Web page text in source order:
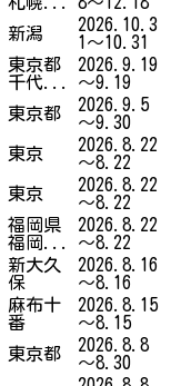
新潟
2026.10.3
1～10.31
東京都
千代...
2026.9.19
～9.19
東京都
2026.9.5
～9.30
東京
2026.8.22
～8.22
東京
2026.8.22
～8.22
福岡県
福岡...
2026.8.22
～8.22
新大久
保
2026.8.16
～8.16
麻布十
番
2026.8.15
～8.15
東京都
2026.8.8
～8.30